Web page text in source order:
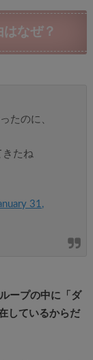
なぜ？
たのに、
きたね
31,
ープの中に「ダ
しているからだ